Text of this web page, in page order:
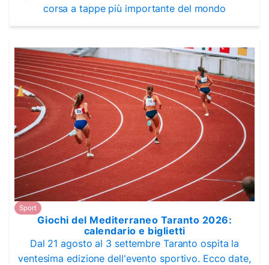
corsa a tappe più importante del mondo
Sport
Giochi del Mediterraneo Taranto 2026:
calendario e biglietti
Dal 21 agosto al 3 settembre Taranto ospita la
ventesima edizione dell'evento sportivo. Ecco date,